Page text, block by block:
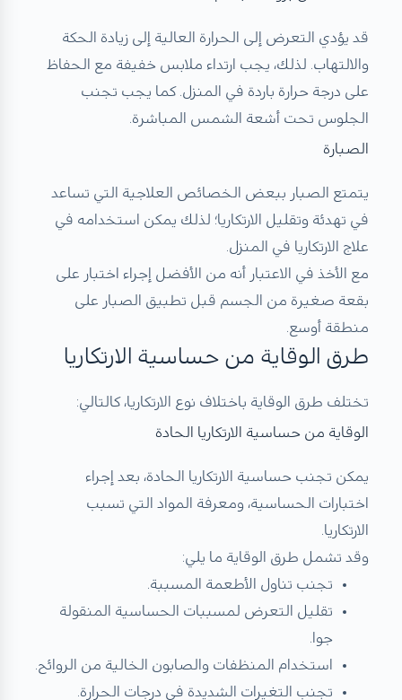
قد يؤدي التعرض إلى الحرارة العالية إلى زيادة الحكة
والالتهاب. لذلك، يجب ارتداء ملابس خفيفة مع الحفاظ
على درجة حرارة باردة في المنزل. كما يجب تجنب
الجلوس تحت أشعة الشمس المباشرة.
الصبارة
يتمتع الصبار ببعض الخصائص العلاجية التي تساعد
في تهدئة وتقليل الارتكاريا؛ لذلك يمكن استخدامه في
علاج الارتكاريا في المنزل.
مع الأخذ في الاعتبار أنه من الأفضل إجراء اختبار على
بقعة صغيرة من الجسم قبل تطبيق الصبار على
منطقة أوسع.
طرق الوقاية من حساسية الارتكاريا
تختلف طرق الوقاية باختلاف نوع الارتكاريا، كالتالي:
الوقاية من حساسية الارتكاريا الحادة
يمكن تجنب حساسية الارتكاريا الحادة، بعد إجراء
اختبارات الحساسية، ومعرفة المواد التي تسبب
الارتكاريا.
وقد تشمل طرق الوقاية ما يلي:
تجنب تناول الأطعمة المسببة.
تقليل التعرض لمسببات الحساسية المنقولة
جوا.
استخدام المنظفات والصابون الخالية من الروائح.
تجنب التغيرات الشديدة في درجات الحرارة.